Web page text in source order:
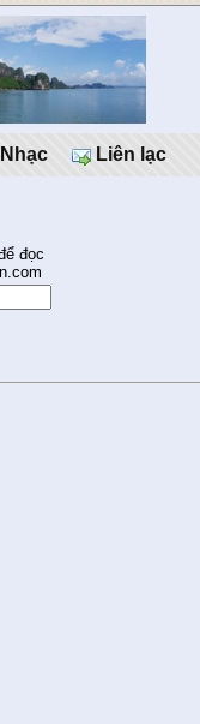
Liên lạc
đọc